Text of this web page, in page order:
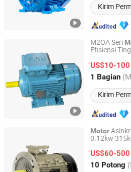
Kirim
M2QA Seri
Efisiensi
US$10-100
1 Bagian
Kirim
Shiny-Control Technology Develop
Beijing, China Harga
Motor
0.12kw
US$60-500
10 Potong
Zhejiang Quanda Electric motor
Zhejiang, China